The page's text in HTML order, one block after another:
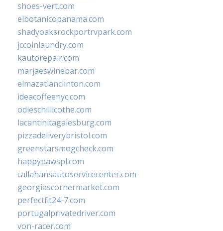
shoes-vert.com
elbotanicopanama.com
shadyoaksrockportrvpark.com
jccoinlaundry.com
kautorepair.com
marjaeswinebar.com
elmazatlanclinton.com
ideacoffeenyc.com
odieschillicothe.com
lacantinitagalesburg.com
pizzadeliverybristol.com
greenstarsmogcheck.com
happypawspl.com
callahansautoservicecenter.com
georgiascornermarket.com
perfectfit24-7.com
portugalprivatedriver.com
von-racer.com